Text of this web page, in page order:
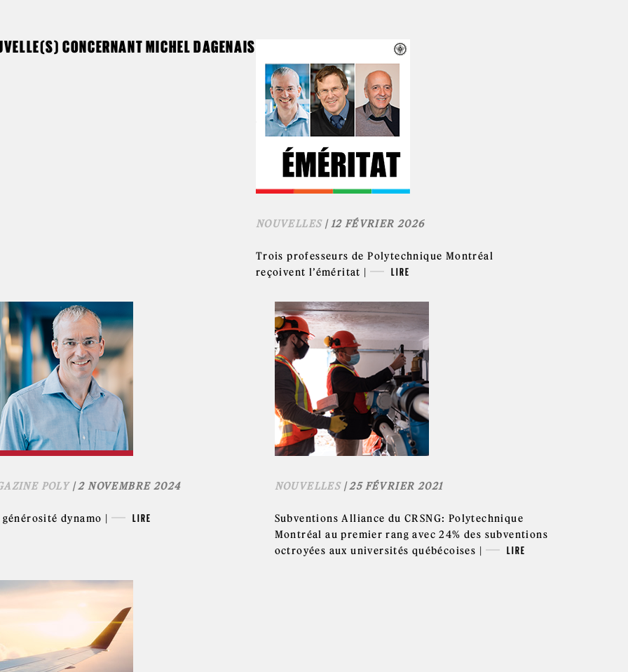
CONCERNANT MICHEL DAGENAIS
NOUVELLES| 12 FÉVRIER 2026
Trois professeurs de Polytechnique Montréal
reçoivent l’éméritat |
LIRE
POLY| 2 NOVEMBRE 2024
générosité dynamo | LIRE
NOUVELLES| 25 FÉVRIER 2021
Subventions Alliance du CRSNG: Polytechnique
Montréal au premier rang avec 24% des subventions
octroyées aux universités québécoises |
LIRE